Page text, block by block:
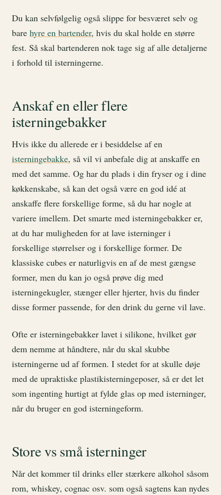
Du kan selvfølgelig også slippe for besværet selv og
bare hyre en bartender, hvis du skal holde en større
fest. Så skal bartenderen nok tage sig af alle detaljerne
i forhold til isterningerne.
Anskaf en eller flere
isterningebakker
Hvis ikke du allerede er i besiddelse af en
isterningebakke, så vil vi anbefale dig at anskaffe en
med det samme. Og har du plads i din fryser og i dine
køkkenskabe, så kan det også være en god idé at
anskaffe flere forskellige forme, så du har nogle at
variere imellem. Det smarte med isterningebakker er,
at du har muligheden for at lave isterninger i
forskellige størrelser og i forskellige former. De
klassiske cubes er naturligvis en af de mest gængse
former, men du kan jo også prøve dig med
isterningekugler, stænger eller hjerter, hvis du finder
disse former passende, for den drink du gerne vil lave.
Ofte er isterningebakker lavet i silikone, hvilket gør
dem nemme at håndtere, når du skal skubbe
isterningerne ud af formen. I stedet for at skulle døje
med de upraktiske plastikisterningeposer, så er det let
som ingenting hurtigt at fylde glas op med isterninger,
når du bruger en god isterningeform.
Store vs små isterninger
Når det kommer til drinks eller stærkere alkohol såsom
rom, whiskey, cognac osv. som også sagtens kan nydes